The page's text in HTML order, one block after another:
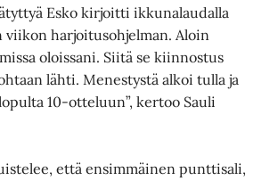
Esko kirjoitti ikkunalaudalla
viikon harjoitusohjelman. Aloin
oloissani. Siitä se kiinnostus
lähti. Menestystä alkoi tulla ja
10-otteluun”, kertoo Sauli
että ensimmäinen punttisali,